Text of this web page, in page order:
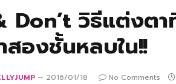
Don’t วิธีแต่งตา
สองชั้นหลบใน!!
2016/01/18 No Comments